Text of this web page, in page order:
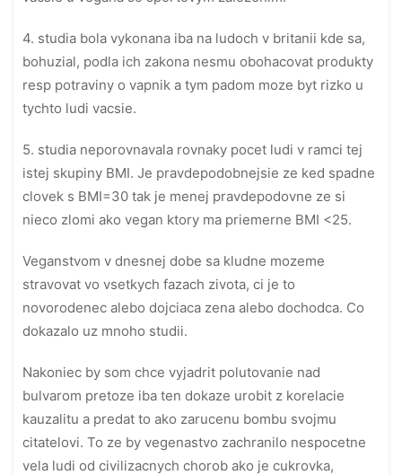
4. studia bola vykonana iba na ludoch v britanii kde sa,
bohuzial, podla ich zakona nesmu obohacovat produkty
resp potraviny o vapnik a tym padom moze byt rizko u
tychto ludi vacsie.
5. studia neporovnavala rovnaky pocet ludi v ramci tej
istej skupiny BMI. Je pravdepodobnejsie ze ked spadne
clovek s BMI=30 tak je menej pravdepodovne ze si
nieco zlomi ako vegan ktory ma priemerne BMI <25.
Veganstvom v dnesnej dobe sa kludne mozeme
stravovat vo vsetkych fazach zivota, ci je to
novorodenec alebo dojciaca zena alebo dochodca. Co
dokazalo uz mnoho studii.
Nakoniec by som chce vyjadrit polutovanie nad
bulvarom pretoze iba ten dokaze urobit z korelacie
kauzalitu a predat to ako zarucenu bombu svojmu
citatelovi. To ze by vegenastvo zachranilo nespocetne
vela ludi od civilizacnych chorob ako je cukrovka,